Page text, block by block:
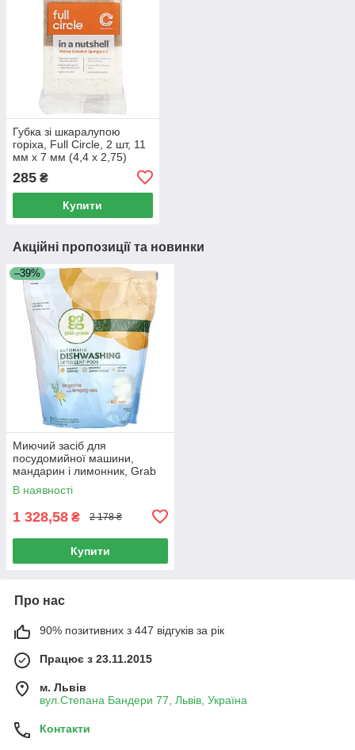
Губка зі шкаралупою
горіха, Full Circle, 2 шт, 11
мм х 7 мм (4,4 х 2,75)
285 ₴
Купити
Акційні пропозиції та новинки
–39%
Миючий засіб для
посудомийної машини,
мандарин і лимонник, Grab
Green, 2 фунта, 4 унції (1080
г)
В наявності
1 328,58 ₴ 2 178 ₴
Купити
Про нас
90% позитивних з 447 відгуків за рік
Працює з 23.11.2015
м. Львів
вул.Степана Бандери 77, Львів, Україна
Контакти